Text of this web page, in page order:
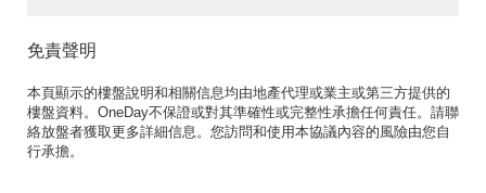
免責聲明
本頁顯示的樓盤說明和相關信息均由地產代理或業主或第三方提供的
樓盤資料。OneDay不保證或對其準確性或完整性承擔任何責任。請聯
絡放盤者獲取更多詳細信息。您訪問和使用本協議內容的風險由您自
行承擔。